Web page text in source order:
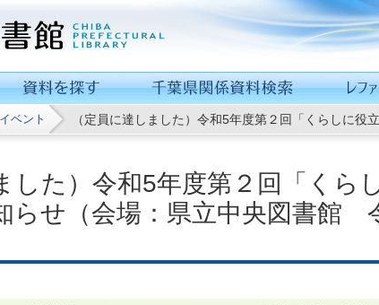
イベント （定員に達しました）令和5年度第２回「くらしに
した）令和5年度第２回「くら
らせ（会場：県立中央図書館